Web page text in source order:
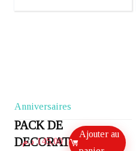
Anniversaires
PACK DE
DECORATION
145,00 د.م.
Ajouter au